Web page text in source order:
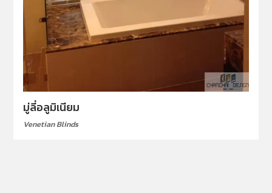
มู่ลี่อลูมิเนียม
Venetian Blinds